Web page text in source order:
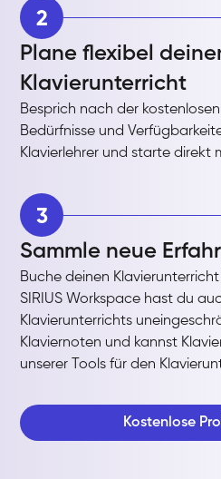
2
Plane flexibel
Klavierunterricht
Besprich nach der
Bedürfnisse und
Klavierlehrer und starte direkt
3
Sammle neue
Buche deinen
SIRIUS Workspace hast du
Klavierunterrichts
Klaviernoten und kannst
unserer Tools für den
Kostenlose